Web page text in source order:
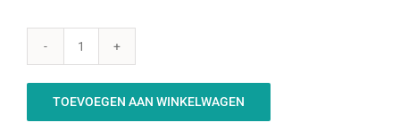
Marine
Ms.
TOEVOEGEN AAN WINKELWAGEN